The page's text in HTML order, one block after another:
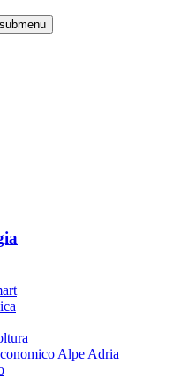
Alpe Adria